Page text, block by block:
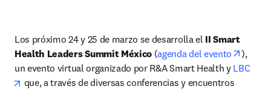
Los próximo 24 y 25 de marzo se desarrolla el II Smart
Health Leaders Summit México (agenda del evento opens
),
un evento virtual organizado por R&A Smart Health y LBC
opens in new tab/window
que, a través de diversas conferencias y encuentros